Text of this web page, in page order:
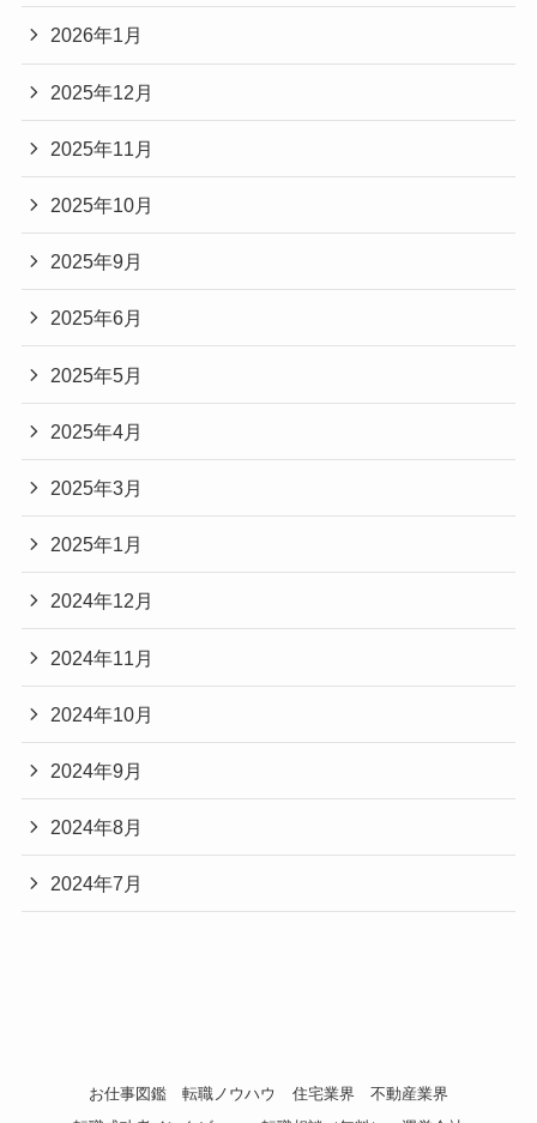
2026年1月
2025年12月
2025年11月
2025年10月
2025年9月
2025年6月
2025年5月
2025年4月
2025年3月
2025年1月
2024年12月
2024年11月
2024年10月
2024年9月
2024年8月
2024年7月
お仕事図鑑 転職ノウハウ 住宅業界
不動産業界